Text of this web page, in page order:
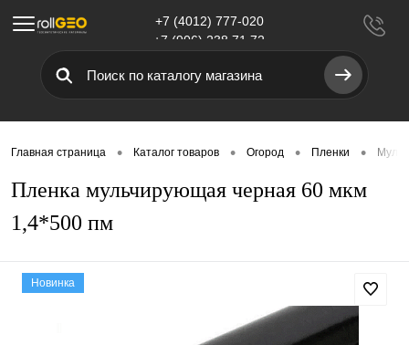
Меню
+7 (4012) 777-020
+7 (906) 238 71 72
Главная страница • Каталог товаров • Огород • Пленки •
Пленка мульчирующая черная 60 мкм
1,4*500 пм
Новинка